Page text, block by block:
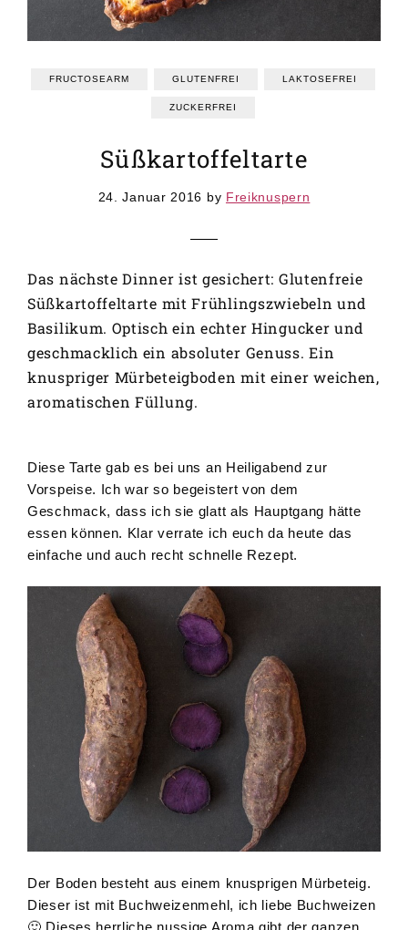
REZEPTEINDEX
FRUCTOSEARM GLUTENFREI LAKTOSEFREI
ZUCKERFREI
Süßkartoffeltarte
24. Januar 2016 by Freiknuspern
Das nächste Dinner ist gesichert: Glutenfreie
Süßkartoffeltarte mit Frühlingszwiebeln und
Basilikum. Optisch ein echter Hingucker und
geschmacklich ein absoluter Genuss. Ein
knuspriger Mürbeteigboden mit einer weichen,
aromatischen Füllung.
Diese Tarte gab es bei uns an Heiligabend zur
Vorspeise. Ich war so begeistert von dem
Geschmack, dass ich sie glatt als Hauptgang hätte
essen können. Klar verrate ich euch da heute das
einfache und auch recht schnelle Rezept.
Der Boden besteht aus einem knusprigen Mürbeteig.
Dieser ist mit Buchweizenmehl, ich liebe Buchweizen
🙂 Dieses herrliche nussige Aroma gibt der ganzen